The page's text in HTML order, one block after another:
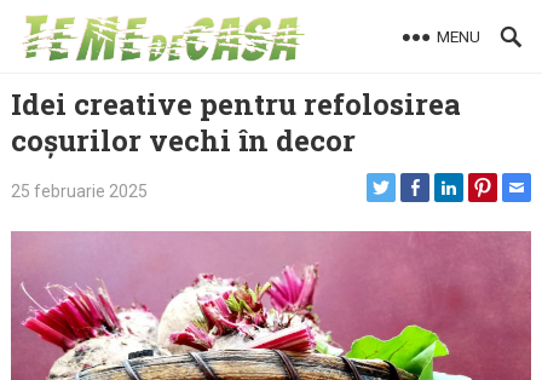
Skip
MENU
Idei creative pentru refolosirea
coșurilor vechi în decor
25 februarie 2025